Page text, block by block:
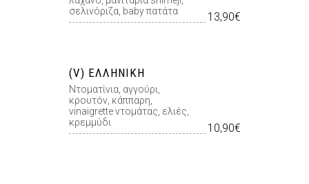
σελινόριζα, baby πατάτα
13,90€
(V) ΕΛΛΗΝΙΚΉ
Ντοµατίνια, αγγούρι,
κρουτόν, κάππαρη,
vinaigrette ντοµάτας, ελιές,
κρεµµύδι
10,90€